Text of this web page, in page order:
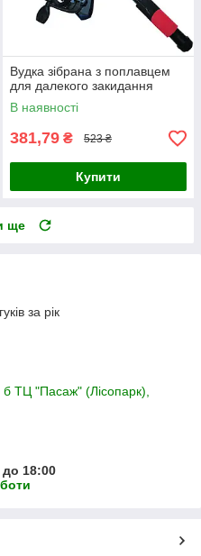
Вудка зібрана з поплавцем
для далекого закидання
В наявності
381,79 ₴ 523 ₴
Купити
ще
за рік
ТЦ "Пасаж" (Лісопарк),
до 18:00